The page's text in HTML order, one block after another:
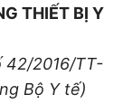
THIẾT BỊ Y
42/2016/TT-
Bộ Y tế)